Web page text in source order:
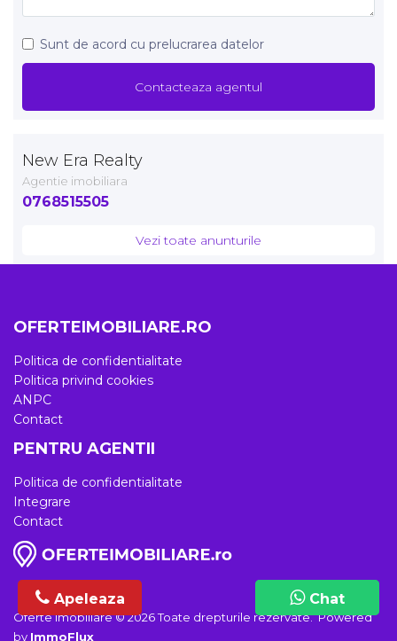
Sunt de acord cu prelucrarea datelor
New Era Realty
Agentie imobiliara
0768515505
Vezi toate anunturile
Apeleaza Chat
Chat
OFERTEIMOBILIARE.RO
Politica de confidentialitate
Politica privind cookies
ANPC
Contact
PENTRU AGENTII
Politica de confidentialitate
Integrare
Contact
Oferte Imobiliare © 2026 Toate drepturile rezervate. Powered
by ImmoFlux